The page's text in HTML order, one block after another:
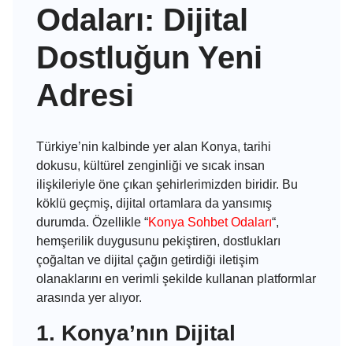
Odaları: Dijital
Dostluğun Yeni
Adresi
Türkiye’nin kalbinde yer alan Konya, tarihi
dokusu, kültürel zenginliği ve sıcak insan
ilişkileriyle öne çıkan şehirlerimizden biridir. Bu
köklü geçmiş, dijital ortamlara da yansımış
durumda. Özellikle “Konya Sohbet Odaları“,
hemşerilik duygusunu pekiştiren, dostlukları
çoğaltan ve dijital çağın getirdiği iletişim
olanaklarını en verimli şekilde kullanan platformlar
arasında yer alıyor.
1. Konya’nın Dijital